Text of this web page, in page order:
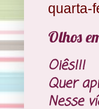
quarta-
Olhos
Oiês!!!
Quer
Nesse